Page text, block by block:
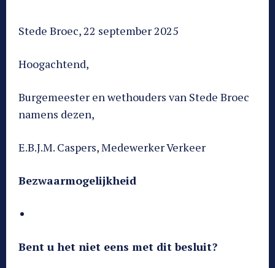
Stede Broec, 22 september 2025
Hoogachtend,
Burgemeester en wethouders van Stede Broec
namens dezen,
E.B.J.M. Caspers, Medewerker Verkeer
Bezwaarmogelijkheid
Bent u het niet eens met dit besluit?